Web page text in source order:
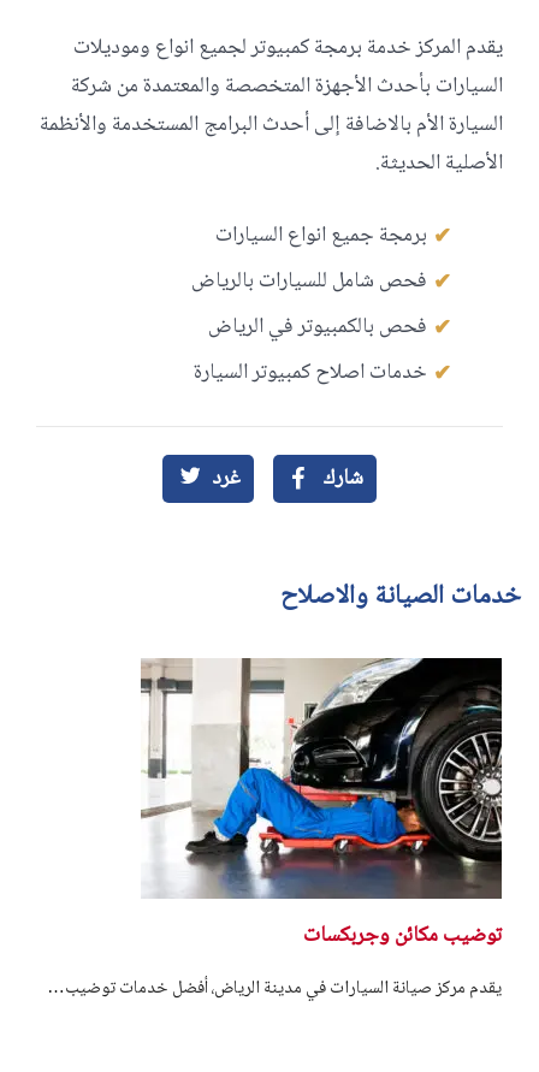
يقدم المركز خدمة برمجة كمبيوتر لجميع انواع وموديلات
السيارات بأحدث الأجهزة المتخصصة والمعتمدة من شركة
السيارة الأم بالاضافة إلى أحدث البرامج المستخدمة والأنظمة
الأصلية الحديثة.
برمجة جميع انواع السيارات
فحص شامل للسيارات بالرياض
فحص بالكمبيوتر في الرياض
خدمات اصلاح كمبيوتر السيارة
شارك غرد
خدمات الصيانة والاصلاح
توضيب مكائن وجربكسات
يقدم مركز صيانة السيارات في مدينة الرياض، أفضل خدمات توضيب…